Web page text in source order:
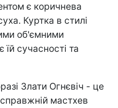
є коричнева
Куртка в стилі
об'ємними
сучасності та
Злати Огнєвіч - це
мастхев